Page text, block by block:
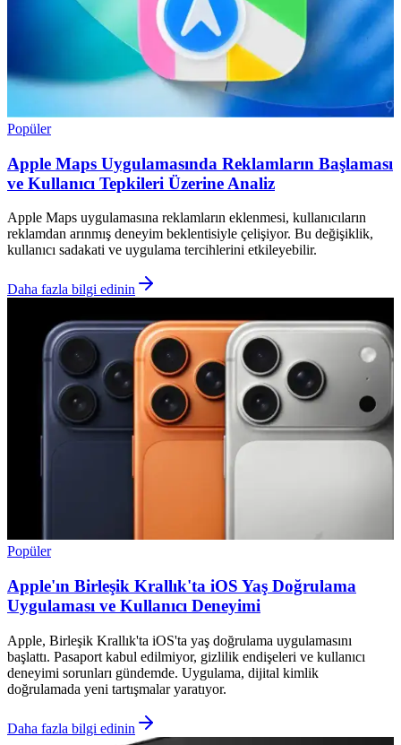
Popüler
Apple Maps Uygulamasında Reklamların Başlaması
ve Kullanıcı Tepkileri Üzerine Analiz
Apple Maps uygulamasına reklamların eklenmesi, kullanıcıların
reklamdan arınmış deneyim beklentisiyle çelişiyor. Bu değişiklik,
kullanıcı sadakati ve uygulama tercihlerini etkileyebilir.
Daha fazla bilgi edinin
Popüler
Apple'ın Birleşik Krallık'ta iOS Yaş Doğrulama
Uygulaması ve Kullanıcı Deneyimi
Apple, Birleşik Krallık'ta iOS'ta yaş doğrulama uygulamasını
başlattı. Pasaport kabul edilmiyor, gizlilik endişeleri ve kullanıcı
deneyimi sorunları gündemde. Uygulama, dijital kimlik
doğrulamada yeni tartışmalar yaratıyor.
Daha fazla bilgi edinin